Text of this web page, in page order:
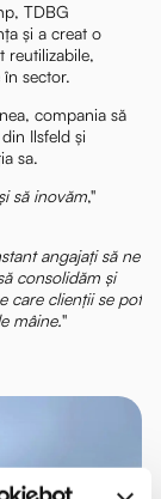
TDBG
și a creat o
reutilizabile,
sector.
compania să
Ilsfeld și
sa.
să inovăm,"
angajați să ne
consolidăm și
care clienții se pot
mâine."